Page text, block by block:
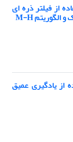
از فیلتر ذره ای
از یادگیری عمیق